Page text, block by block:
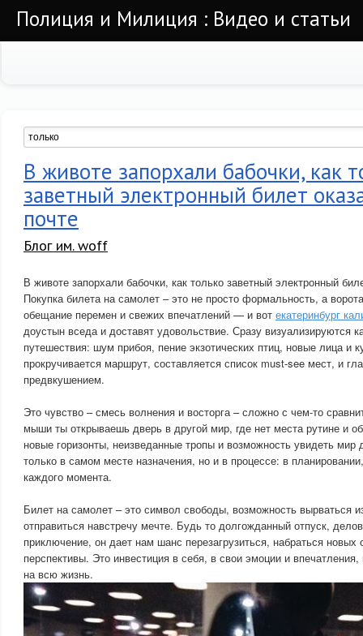
Полиция и Милиция : Видео и статьи
В животе запорхали бабочки, как
заветный электронный билет
почте
Блог им. woff
В животе запорхали бабочки, как только заветный электронный
Покупка билета на самолет – это не просто формальность, а
обещание перемен и свежих впечатлений — и вот екатеринбург
доустын вседа и доставят удовольствие. Сразу визуализируются
путешествия: шум прибоя, пение экзотических птиц, новые лица и
прокручивается маршрут, составляется список must-see мест, и
предвкушением.
Это чувство – смесь волнения и восторга – сложно с чем-то
мыши ты открываешь дверь в другой мир, где нет места рутине и
новые горизонты, неизведанные тропы и возможность увидеть
только в самом месте назначения, но и в процессе: в
каждого момента.
Билет на самолет – это символ свободы, возможность вырваться
отправиться навстречу мечте. Будь то долгожданный отпуск,
приключение, он дает нам шанс перезагрузиться, набраться
перспективы. Это инвестиция в себя, в свои эмоции и
на всю жизнь.